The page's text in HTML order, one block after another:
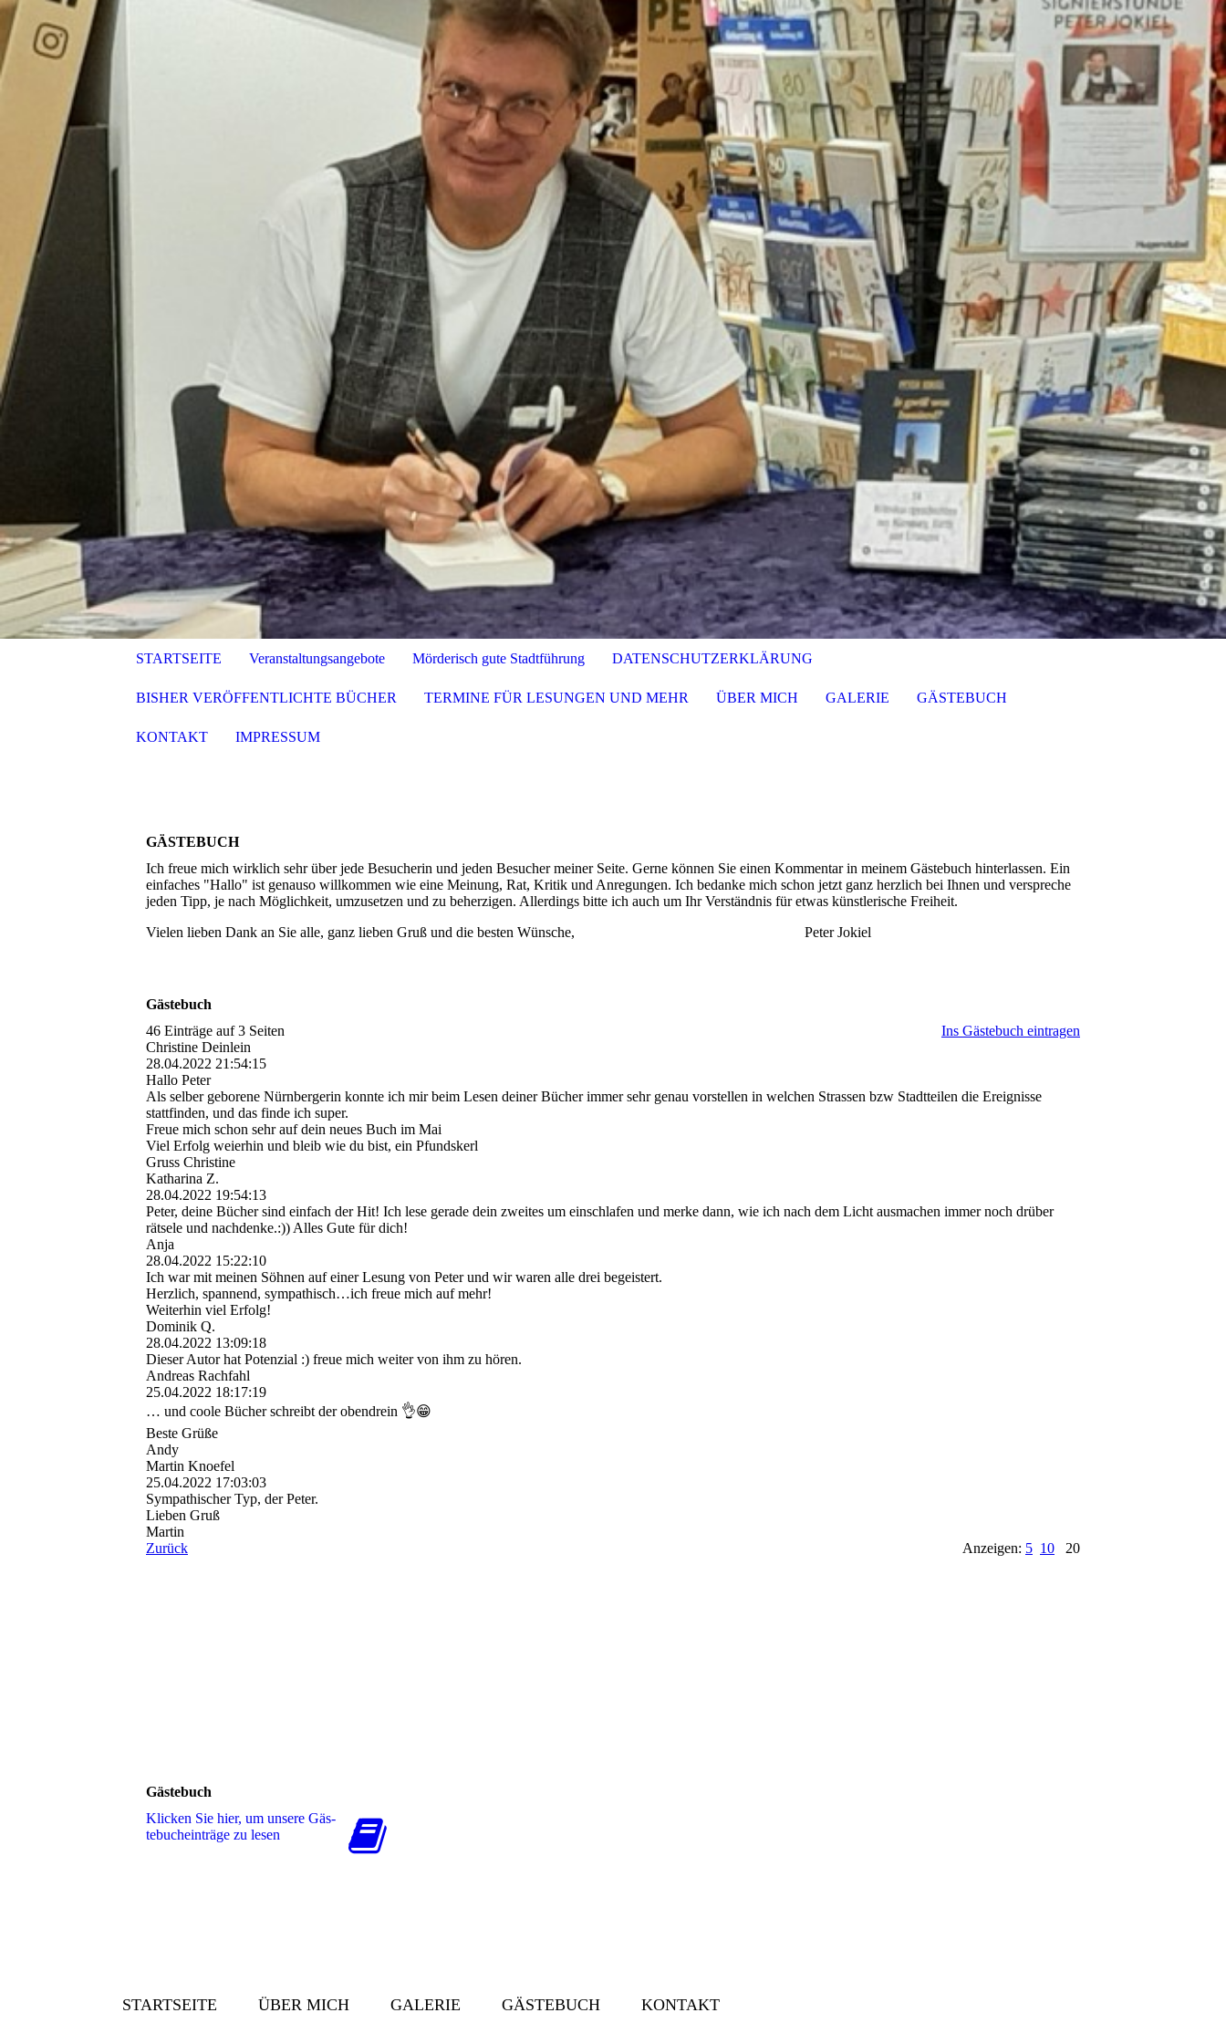
STARTSEITE Veranstaltungsangebote Mörderisch gute Stadtführung DATENSCHUTZERKLÄRUNG
BISHER VERÖFFENTLICHTE BÜCHER TERMINE FÜR LESUNGEN UND MEHR ÜBER MICH GALERIE GÄSTEBUCH
KONTAKT IMPRESSUM
GÄSTEBUCH
Ich freue mich wirklich sehr über jede Besucherin und jeden Besucher meiner Seite. Gerne können Sie einen Kommentar in meinem Gästebuch hinterlassen. Ein
einfaches "Hallo" ist genauso willkommen wie eine Meinung, Rat, Kritik und Anregungen. Ich bedanke mich schon jetzt ganz herzlich bei Ihnen und verspreche
jeden Tipp, je nach Möglichkeit, umzusetzen und zu beherzigen. Allerdings bitte ich auch um Ihr Verständnis für etwas künstlerische Freiheit.
Vielen lieben Dank an Sie alle, ganz lieben Gruß und die besten Wünsche, Peter Jokiel
Gästebuch
46 Einträge auf 3 Seiten
Ins Gästebuch eintragen
Christine Deinlein
28.04.2022 21:54:15
Hallo Peter
Als selber geborene Nürnbergerin konnte ich mir beim Lesen deiner Bücher immer sehr genau vorstellen in welchen Strassen bzw Stadtteilen die Ereignisse
stattfinden, und das finde ich super.
Freue mich schon sehr auf dein neues Buch im Mai
Viel Erfolg weierhin und bleib wie du bist, ein Pfundskerl
Gruss Christine
Katharina Z.
28.04.2022 19:54:13
Peter, deine Bücher sind einfach der Hit! Ich lese gerade dein zweites um einschlafen und merke dann, wie ich nach dem Licht ausmachen immer noch drüber
rätsele und nachdenke.:)) Alles Gute für dich!
Anja
28.04.2022 15:22:10
Ich war mit meinen Söhnen auf einer Lesung von Peter und wir waren alle drei begeistert.
Herzlich, spannend, sympathisch…ich freue mich auf mehr!
Weiterhin viel Erfolg!
Dominik Q.
28.04.2022 13:09:18
Dieser Autor hat Potenzial :) freue mich weiter von ihm zu hören.
Andreas Rachfahl
25.04.2022 18:17:19
… und coole Bücher schreibt der obendrein 👌😁
Beste Grüße
Andy
Martin Knoefel
25.04.2022 17:03:03
Sympathischer Typ, der Peter.
Lieben Gruß
Martin
Zurück
Anzeigen: 5 10 20
Gästebuch
Klicken Sie hier, um unsere Gäs­
te­buch­ein­trä­ge zu lesen
STARTSEITE ÜBER MICH GALERIE GÄSTEBUCH KONTAKT